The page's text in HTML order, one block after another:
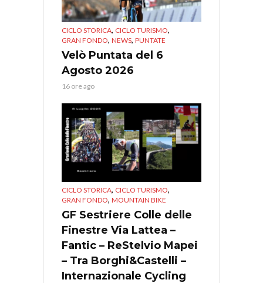
CICLO STORICA, CICLO TURISMO,
GRAN FONDO, NEWS, PUNTATE
Velò Puntata del 6
Agosto 2026
16 ore ago
CICLO STORICA, CICLO TURISMO,
GRAN FONDO, MOUNTAIN BIKE
GF Sestriere Colle delle
Finestre Via Lattea –
Fantic – ReStelvio Mapei
– Tra Borghi&Castelli –
Internazionale Cycling